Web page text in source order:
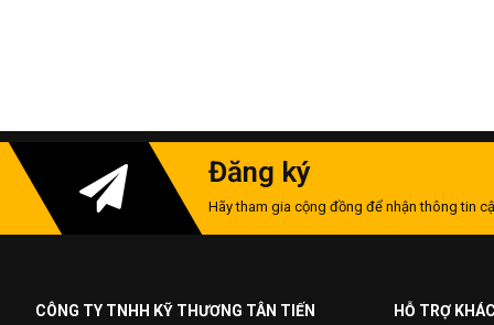
Đăng ký
Hãy tham gia cộng đồng để nhận thông tin
CÔNG TY TNHH KỸ THƯƠNG TÂN TIẾN HỖ TRỢ